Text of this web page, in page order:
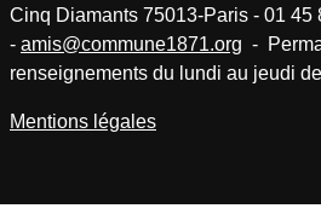
Cinq Diamants 75013-Paris - 01 45
- amis@commune1871.org -
renseignements du lundi au jeudi
Mentions légales